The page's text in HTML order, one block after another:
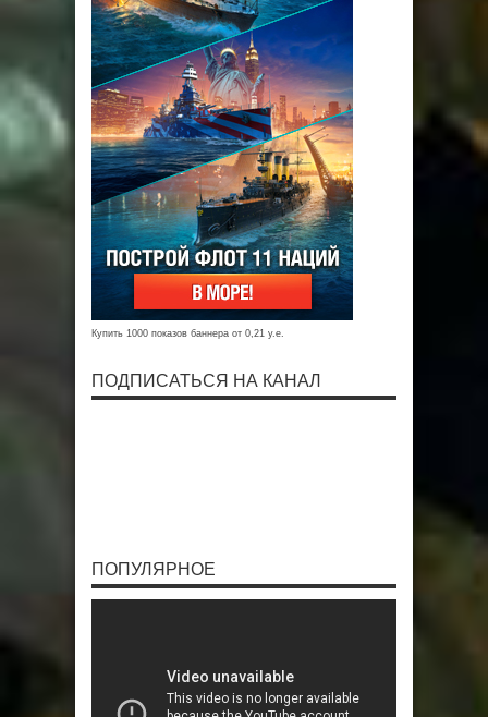
Купить 1000 показов баннера от 0,21 у.е.
ПОДПИСАТЬСЯ НА КАНАЛ
ПОПУЛЯРНОЕ